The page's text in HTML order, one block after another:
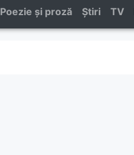
Poezie și proză Știri TV